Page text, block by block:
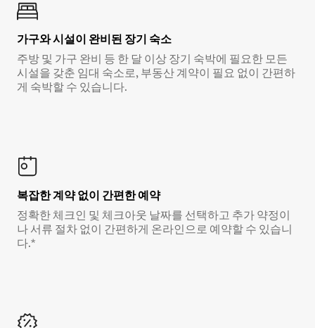
가구와 시설이 완비된 장기 숙소
주방 및 가구 완비 등 한 달 이상 장기 숙박에 필요한 모든
시설을 갖춘 임대 숙소로, 부동산 계약이 필요 없이 간편하
게 숙박할 수 있습니다.
복잡한 계약 없이 간편한 예약
정확한 체크인 및 체크아웃 날짜를 선택하고 추가 약정이
나 서류 절차 없이 간편하게 온라인으로 예약할 수 있습니
다.*